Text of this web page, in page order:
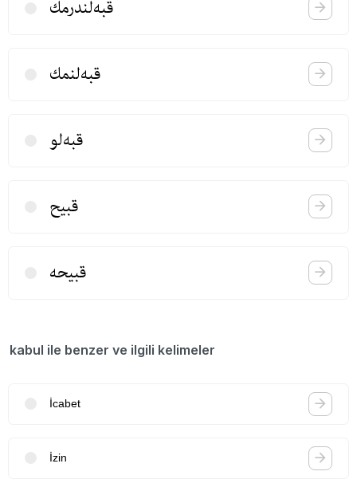
قبه‌لندرمك
قبه‌لنمك
قبه‌لو
قبیح
قبیحه
kabul ile benzer ve ilgili kelimeler
İcabet
İzin